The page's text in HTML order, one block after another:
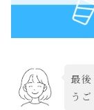
最
う